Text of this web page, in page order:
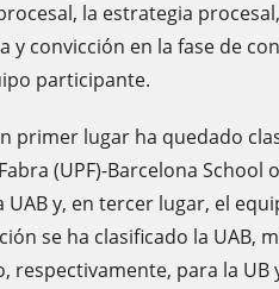
la estrategia
y convicción en la fase de
participante.
primer lugar ha quedado
(UPF)-Barcelona School
y, en tercer lugar, el
se ha clasificado la UAB,
respectivamente, para la UB